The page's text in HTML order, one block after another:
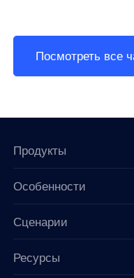
Посмотреть все
Продукты
Особенности
Сценарии
Ресурсы